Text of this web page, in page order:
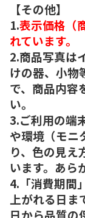
【その他】
1.表示価格（
れています。
2.商品写真は
けの器、小物
で、商品内容
い。
3.ご利用の端
や環境（モニ
り、色の見え
います。あら
4.「消費期間
上がれる日ま